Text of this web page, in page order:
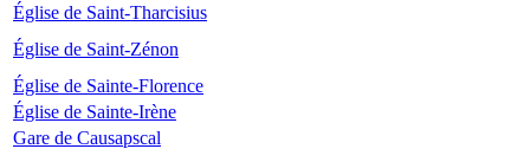
Église de Saint-Tharcisius
Église de Saint-Zénon
Église de Sainte-Florence
Église de Sainte-Irène
Gare de Causapscal